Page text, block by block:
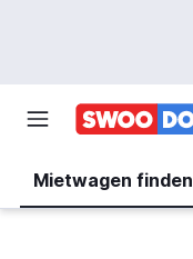
Mietwagen finden